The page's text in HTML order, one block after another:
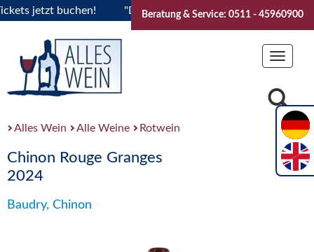
jetzt buchen! "Das Sommerfest 2026" Vive la
Beratung & Service: 0511 - 45960900
Toggle
Alles Wein Alle Weine Rotwein
Chinon Rouge Granges
2024
Baudry, Chinon